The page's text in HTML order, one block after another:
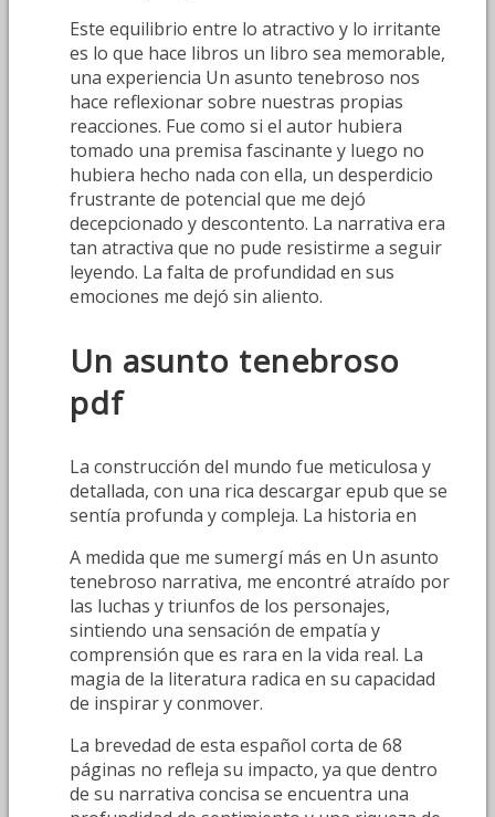
Este equilibrio entre lo atractivo y lo irritante
es lo que hace libros un libro sea memorable,
una experiencia Un asunto tenebroso nos
hace reflexionar sobre nuestras propias
reacciones. Fue como si el autor hubiera
tomado una premisa fascinante y luego no
hubiera hecho nada con ella, un desperdicio
frustrante de potencial que me dejó
decepcionado y descontento. La narrativa era
tan atractiva que no pude resistirme a seguir
leyendo. La falta de profundidad en sus
emociones me dejó sin aliento.
Un asunto tenebroso
pdf
La construcción del mundo fue meticulosa y
detallada, con una rica descargar epub que se
sentía profunda y compleja. La historia en
A medida que me sumergí más en Un asunto
tenebroso narrativa, me encontré atraído por
las luchas y triunfos de los personajes,
sintiendo una sensación de empatía y
comprensión que es rara en la vida real. La
magia de la literatura radica en su capacidad
de inspirar y conmover.
La brevedad de esta español corta de 68
páginas no refleja su impacto, ya que dentro
de su narrativa concisa se encuentra una